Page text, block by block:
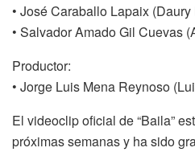
• José Caraballo Lapaix (Daury
• Salvador Amado Gil Cuevas
Productor:
• Jorge Luis Mena Reynoso
El videoclip oficial de “Baila”
próximas semanas y ha sido